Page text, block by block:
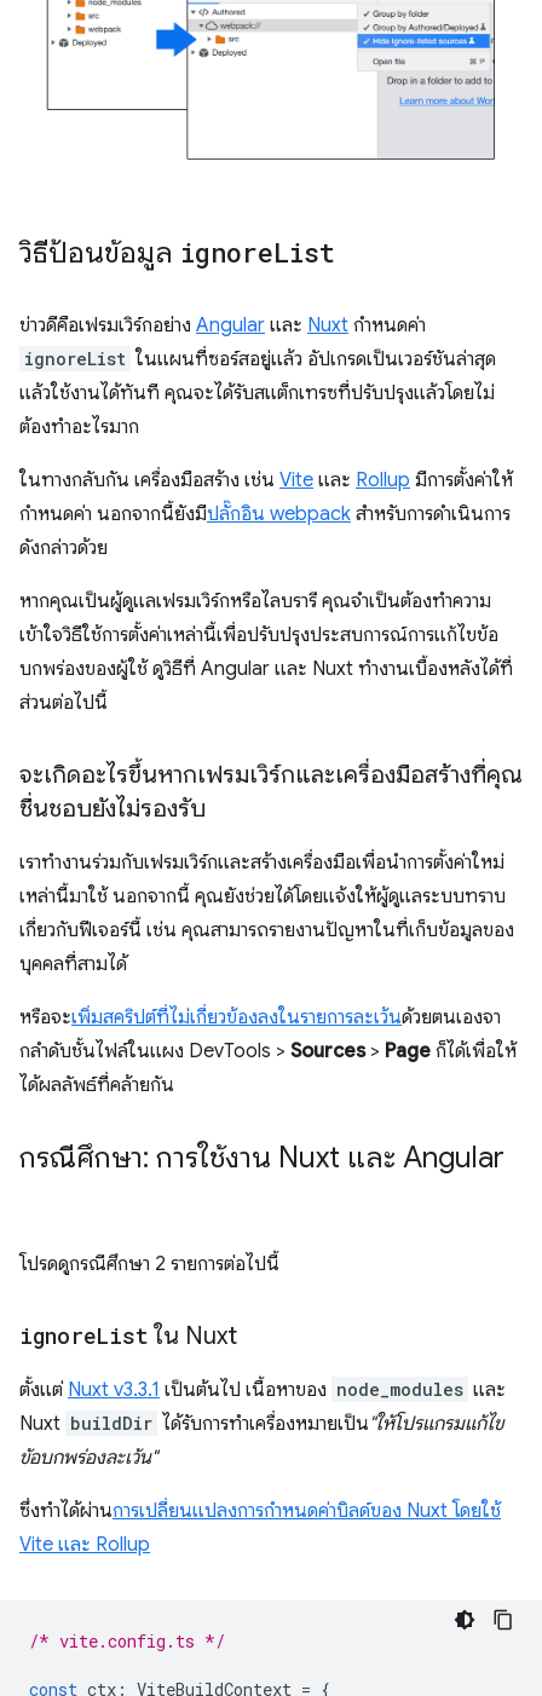
วิธีป้อนข้อมูล ignoreList
ข่าวดีคือเฟรมเวิร์กอย่าง Angular และ Nuxt กำหนดค่า
ignoreList ในแผนที่ซอร์สอยู่แล้ว อัปเกรดเป็นเวอร์ชันล่าสุด
แล้วใช้งานได้ทันที คุณจะได้รับสแต็กเทรซที่ปรับปรุงแล้วโดยไม่
ต้องทำอะไรมาก
ในทางกลับกัน เครื่องมือสร้าง เช่น Vite และ Rollup มีการตั้งค่าให้
กําหนดค่า นอกจากนี้ยังมีปลั๊กอิน webpack สำหรับการดำเนินการ
ดังกล่าวด้วย
หากคุณเป็นผู้ดูแลเฟรมเวิร์กหรือไลบรารี คุณจำเป็นต้องทำความ
เข้าใจวิธีใช้การตั้งค่าเหล่านี้เพื่อปรับปรุงประสบการณ์การแก้ไขข้อ
บกพร่องของผู้ใช้ ดูวิธีที่ Angular และ Nuxt ทํางานเบื้องหลังได้ที่
ส่วนต่อไปนี้
จะเกิดอะไรขึ้นหากเฟรมเวิร์กและเครื่องมือสร้างที่คุณ
ชื่นชอบยังไม่รองรับ
เราทำงานร่วมกับเฟรมเวิร์กและสร้างเครื่องมือเพื่อนำการตั้งค่าใหม่
เหล่านี้มาใช้ นอกจากนี้ คุณยังช่วยได้โดยแจ้งให้ผู้ดูแลระบบทราบ
เกี่ยวกับฟีเจอร์นี้ เช่น คุณสามารถรายงานปัญหาในที่เก็บข้อมูลของ
บุคคลที่สามได้
หรือจะเพิ่มสคริปต์ที่ไม่เกี่ยวข้องลงในรายการละเว้นด้วยตนเองจา
กลําดับชั้นไฟล์ในแผง DevTools > Sources> Page ก็ได้เพื่อให้
ได้ผลลัพธ์ที่คล้ายกัน
กรณีศึกษา: การใช้งาน Nuxt และ Angular
โปรดดูกรณีศึกษา 2 รายการต่อไปนี้
ignoreList ใน Nuxt
ตั้งแต่ Nuxt v3.3.1 เป็นต้นไป เนื้อหาของ node_modules และ
Nuxt buildDir ได้รับการทําเครื่องหมายเป็น "ให้โปรแกรมแก้ไข
ข้อบกพร่องละเว้น"
ซึ่งทำได้ผ่านการเปลี่ยนแปลงการกำหนดค่าบิลด์ของ Nuxt โดยใช้
Vite และ Rollup
/* vite.config.ts */
const ctx : ViteBuildContext = {